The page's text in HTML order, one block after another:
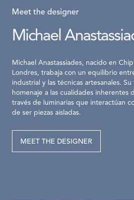
Meet the designer
Michael
Michael Anastassiades, nacido en
Londres, trabaja con un equilibrio
industrial y las técnicas artesanales.
homenaje a las cualidades inherentes
través de luminarias que interactúan
de ser piezas aisladas.
MEET THE DESIGNER